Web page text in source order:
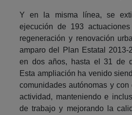
Y en la misma línea, se
ejecución de 193
regeneración y renovación
amparo del Plan Estatal 2013-
en dos años, hasta el 31 de
Esta ampliación ha venido
comunidades autónomas y
actividad, manteniendo e
de trabajo y mejorando la